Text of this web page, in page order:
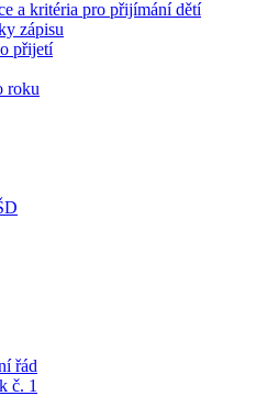
a kritéria pro přijímání dětí
zápisu
přijetí
roku
řád
č. 1